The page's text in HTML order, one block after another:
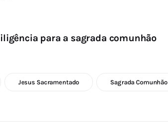
para a sagrada comunhão
Jesus Sacramentado Sagrada Comunhão